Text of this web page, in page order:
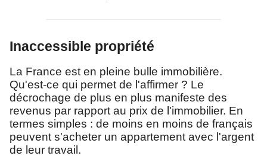
Inaccessible propriété
La France est en pleine bulle immobilière.
Qu'est-ce qui permet de l'affirmer ? Le
décrochage de plus en plus manifeste des
revenus par rapport au prix de l'immobilier. En
termes simples : de moins en moins de français
peuvent s'acheter un appartement avec l'argent
de leur travail.